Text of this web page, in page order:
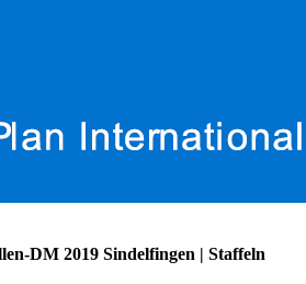
DM 2019 Sindelfingen | Staffeln